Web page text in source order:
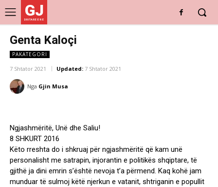
GJ
DRITARE E RE
Genta Kaloçi
PAKATEGORI
7 Shtator 2021 Updated: 7 Shtator 2021
Nga Gjin Musa
Ngjashmëritë, Unë dhe Saliu!
8 SHKURT 2016
Këto rreshta do i shkruaj për ngjashmëritë që kam unë
personalisht me satrapin, injorantin e politikës shqiptare, të
gjithë ja dini emrin s’është nevoja t’a përmend. Kaq kohë jam
munduar të sulmoj këtë njerkun e vatanit, shtriganin e popullit